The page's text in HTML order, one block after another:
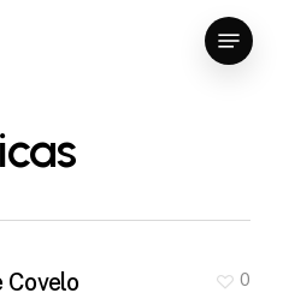
Menu
Covelo 0